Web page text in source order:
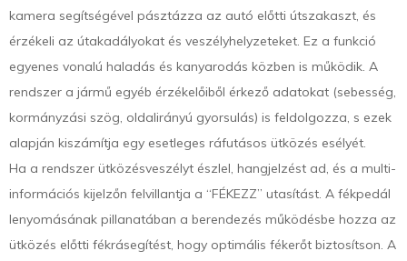
kamera segítségével pásztázza az autó előtti útszakaszt, és
érzékeli az útakadályokat és veszélyhelyzeteket. Ez a funkció
egyenes vonalú haladás és kanyarodás közben is működik. A
rendszer a jármű egyéb érzékelőiből érkező adatokat (sebesség,
kormányzási szög, oldalirányú gyorsulás) is feldolgozza, s ezek
alapján kiszámítja egy esetleges ráfutásos ütközés esélyét.
Ha a rendszer ütközésveszélyt észlel, hangjelzést ad, és a multi-
információs kijelzőn felvillantja a “FÉKEZZ” utasítást. A fékpedál
lenyomásának pillanatában a berendezés működésbe hozza az
ütközés előtti fékrásegítést, hogy optimális fékerőt biztosítson. A